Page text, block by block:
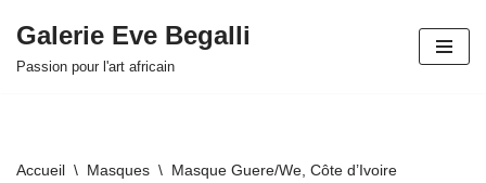
Aller
Galerie Eve Begalli
Passion pour l'art africain
Accueil \ Masques \ Masque Guere/We, Côte d’Ivoire